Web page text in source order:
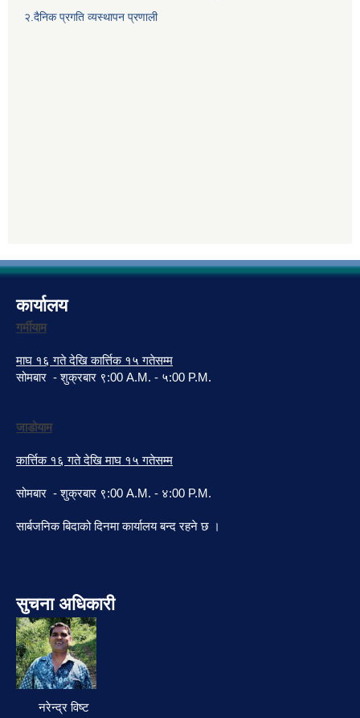
२.दैनिक प्रगति व्यस्थापन प्रणाली
कार्यालय
गर्मीयाम
माघ १६ गते देखि कार्त्तिक १५ गतेसम्म
सोमबार - शुक्रबार ९:00 A.M. - ५:00 P.M.
जाडोयाम
कार्त्तिक १६ गते देखि माघ १५ गतेसम्म
सोमबार - शुक्रबार ९:00 A.M. - ४:00 P.M.
सार्बजनिक बिदाको दिनमा कार्यालय बन्द रहने छ ।
सुचना अधिकारी
नरेन्द्र विष्ट